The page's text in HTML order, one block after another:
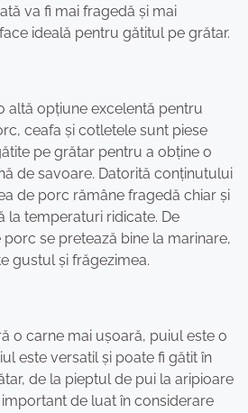
va fi mai fragedă și mai
ideală pentru gătitul pe grătar.
altă opțiune excelentă pentru
ceafa și cotletele sunt piese
pe grătar pentru a obține o
de savoare. Datorită conținutului
de porc rămâne fragedă chiar și
la temperaturi ridicate. De
se pretează bine la marinare,
gustul și frăgezimea.
o carne mai ușoară, puiul este o
este versatil și poate fi gătit în
de la pieptul de pui la aripioare
de luat în considerare